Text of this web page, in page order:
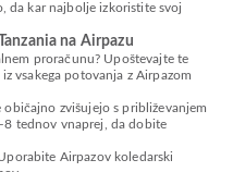
da kar najbolje izkoristite svoj
na Airpazu
proračunu? Upoštevajte te
vsakega potovanja z Airpazom
običajno zvišujejo s približevanjem
tednov vnaprej, da dobite
Airpazov koledarski